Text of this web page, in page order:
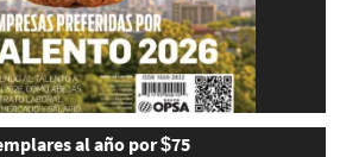
al año por $75